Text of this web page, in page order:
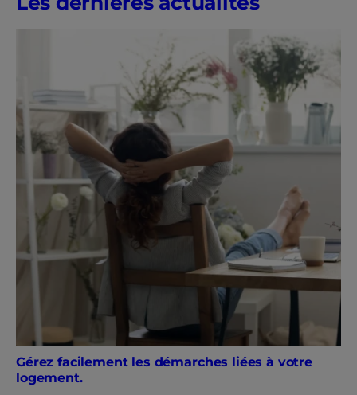
Gérez facilement les démarches liées à votre
logement.